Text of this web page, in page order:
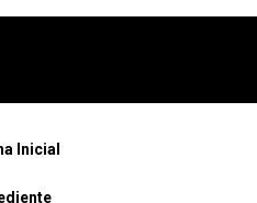
Inicial